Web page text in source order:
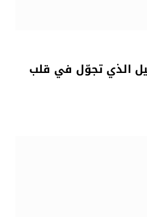
الذي تجوّل في قلب